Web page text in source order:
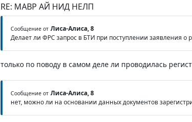
RE: МАВР АЙ НИД НЕЛП
Сообщение от Лиса-Алиса, 8
Делает ли ФРС запрос в БТИ при поступлении заявления о
только по поводу в самом деле ли проводилась
Сообщение от Лиса-Алиса, 8
нет, можно ли на основании данных документов